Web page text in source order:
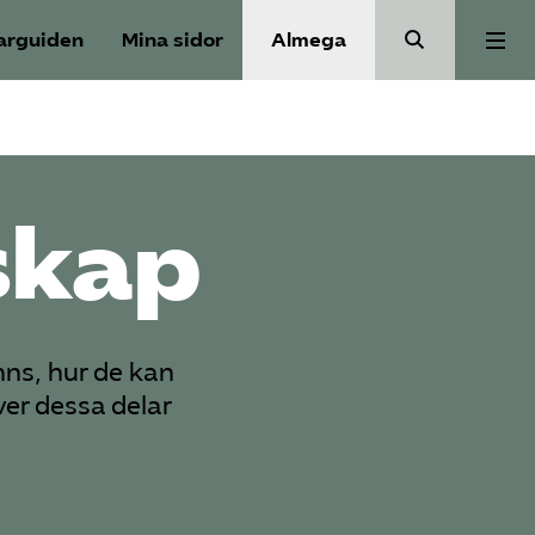
Mina sidor Almega
Våra frågor
Aktiviteter
hur de kan
dessa delar